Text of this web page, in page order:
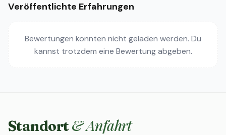
Veröffentlichte Erfahrungen
Bewertungen konnten nicht geladen werden. Du
kannst trotzdem eine Bewertung abgeben.
Standort & Anfahrt